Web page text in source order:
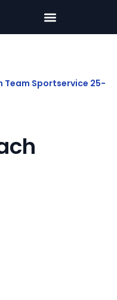
Sportservice 25-